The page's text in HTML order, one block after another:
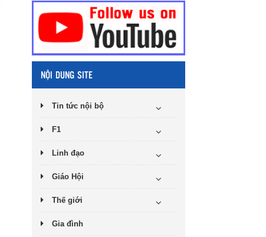
NỘI DUNG SITE
Tin tức nội bộ
F1
Linh đạo
Giáo Hội
Thế giới
Gia đình